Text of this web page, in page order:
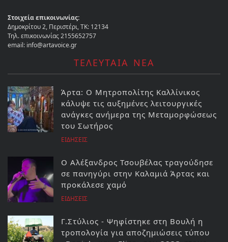
Στοιχεία επικοινωνίας:
Δημοκρίτου 2, Περιστέρι, ΤΚ: 12134
Τηλ. επικοινωνίας 2155652757
email: info@artavoice.gr
ΤΕΛΕΥΤΑΙΑ ΝΕΑ
Άρτα: Ο Μητροπολίτης Καλλίνικος
κάλυψε τις αυξημένες λειτουργικές
ανάγκες ανήμερα της Μεταμορφώσεως
του Σωτήρος
ΕΙΔΗΣΕΙΣ
Ο Αλέξανδρος Τσουβέλας τραγούδησε
σε πανηγύρι στην Καλαμιά Άρτας και
προκάλεσε χαμό
ΕΙΔΗΣΕΙΣ
Γ.Στύλιος - Ψηφίστηκε στη Βουλή η
τροπολογία για αποζημιώσεις τύπου